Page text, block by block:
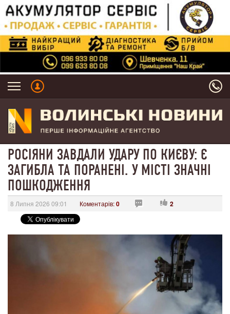
РОСІЯНИ ЗАВДАЛИ УДАРУ ПО КИЄВУ: Є
ЗАГИБЛА ТА ПОРАНЕНІ. У МІСТІ ЗНАЧНІ
ПОШКОДЖЕННЯ
8 Липня 2026 09:01 Коментарів:0 2